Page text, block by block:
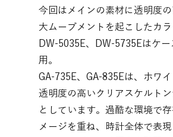
今回はメインの素材に透明度
大ムーブメントを起こしたカ
DW-5035E、DW-5735Eはケ
用。
GA-735E、GA-835Eは、ホワ
透明度の高いクリアスケルト
としています。過酷な環境で
メージを重ね、時計全体で表